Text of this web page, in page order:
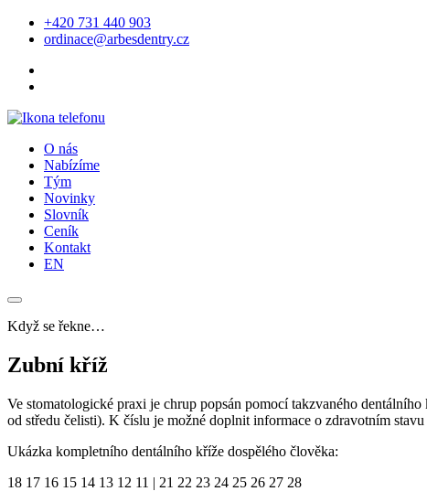
+420 731 440 903
ordinace@arbesdentry.cz
O nás
Nabízíme
Tým
Novinky
Slovník
Ceník
Kontakt
EN
Když se řekne…
Zubní kříž
Ve stomatologické praxi je chrup popsán pomocí takzvaného
od středu čelisti). K číslu je možné doplnit informace o zdravotním
Ukázka kompletního dentálního kříže dospělého člověka:
18 17 16 15 14 13 12 11 | 21 22 23 24 25 26 27 28